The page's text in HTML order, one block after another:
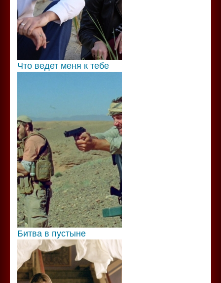
Что ведет меня к тебе
Битва в пустыне